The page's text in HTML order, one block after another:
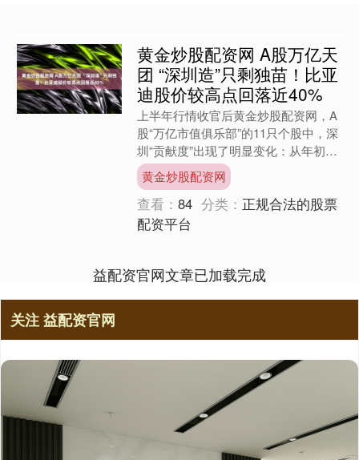
黄金炒股配资网 A股万亿天
团 “深圳造”只剩独苗！比亚
迪股价较高点回落近40%
上半年行情收官后黄金炒股配资网，A
股“万亿市值俱乐部”的11只个股中，深
圳“贡献度”出现了明显变化：从年初
的“四大金刚”，到如今只剩“一根独
苗”——工业富联。昔....
黄金炒股配资网
查看：84 分类： 正规合法的股票
配资平台
益配资官网文章已加载完成
关注 益配资官网